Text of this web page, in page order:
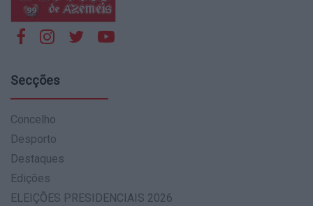
Secções
Concelho
Desporto
Destaques
Edições
ELEIÇÕES PRESIDENCIAIS 2026